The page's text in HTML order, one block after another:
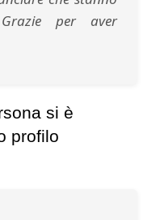
per aver
si è
profilo